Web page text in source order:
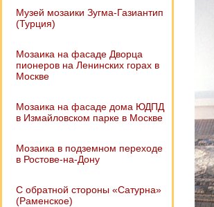
Музей мозаики Зугма-Газиантип
(Турция)
Мозаика на фасаде Дворца
пионеров на Ленинских горах в
Москве
Мозаика на фасаде дома ЮДПД
в Измайловском парке в Москве
Мозаика в подземном переходе
в Ростове-на-Дону
С обратной стороны «Сатурна»
(Раменское)